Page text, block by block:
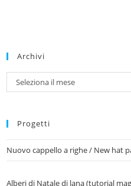
Archivi
Archivi
Seleziona il mese
Progetti
Nuovo cappello a righe / New hat
Alberi di Natale di lana (tutorial